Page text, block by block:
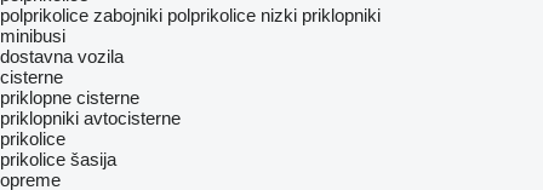
polprikolice zabojniki polprikolice nizki priklopniki
minibusi
dostavna vozila
cisterne
priklopne cisterne
priklopniki avtocisterne
prikolice
prikolice šasija
opreme